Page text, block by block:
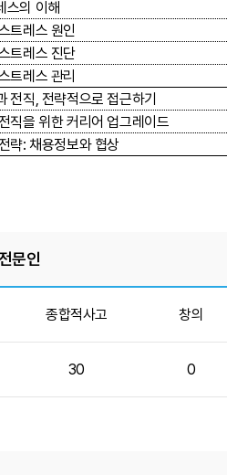
스의 이해
트레스 원인
트레스 진단
트레스 관리
전직,전략적으로 접근하기
직을 위한 커리어 업그레이드
략:채용정보와 협상
문인
종합적사고 창의
30 0